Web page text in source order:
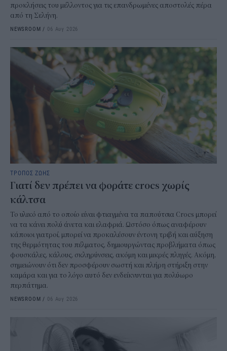
προκλήσεις του μέλλοντος για τις επανδρωμένες αποστολές πέρα
από τη Σελήνη.
NEWSROOM / 06 Αυγ 2026
ΤΡΟΠΟΣ ΖΩΗΣ
Γιατί δεν πρέπει να φοράτε crocs χωρίς
κάλτσα
Το υλικό από το οποίο είναι φτιαγμένα τα παπούτσια Crocs μπορεί
να τα κάνει πολύ άνετα και ελαφριά. Ωστόσο όπως αναφέρουν
κάποιοι γιατροί, μπορεί να προκαλέσουν έντονη τριβή και αύξηση
της θερμότητας του πέλματος, δημιουργώντας προβλήματα όπως
φουσκάλες, κάλους, σκληρύνσεις, ακόμη και μικρές πληγές. Ακόμη,
σημειώνουν ότι δεν προσφέρουν σωστή και πλήρη στήριξη στην
καμάρα και για το λόγο αυτό δεν ενδείκνυνται για πολύωρο
περπάτημα.
NEWSROOM / 06 Αυγ 2026